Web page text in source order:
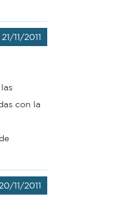
21/11/2011
con la
20/11/2011